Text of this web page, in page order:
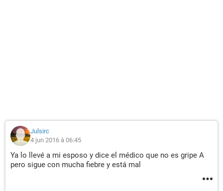
Julsirc
4 jun 2016 à 06:45
Ya lo llevé a mi esposo y dice el médico que no es gripe A
pero sigue con mucha fiebre y está mal